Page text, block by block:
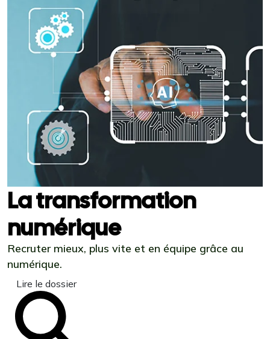
La transformation
numérique
Recruter mieux, plus vite et en équipe grâce au
numérique.
Lire le dossier